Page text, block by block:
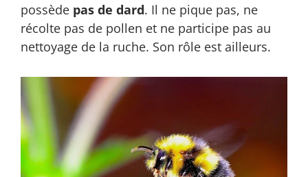
possède pas de dard. Il ne pique pas, ne
récolte pas de pollen et ne participe pas au
nettoyage de la ruche. Son rôle est ailleurs.